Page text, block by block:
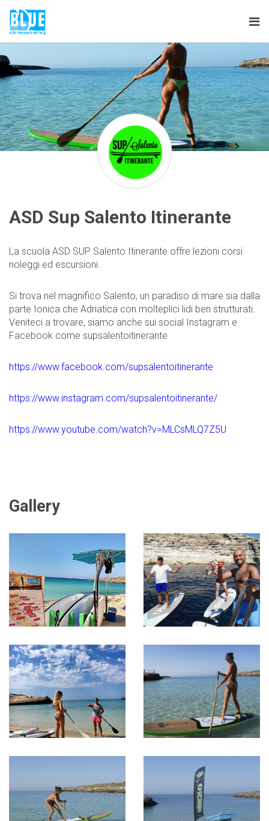
ASD Sup Salento Itinerante
La scuola ASD SUP Salento Itinerante offre lezioni corsi
noleggi ed escursioni.
Si trova nel magnifico Salento, un paradiso di mare sia dalla
parte Ionica che Adriatica con molteplici lidi ben strutturati.
Veniteci a trovare, siamo anche sui social Instagram e
Facebook come supsalentoitinerante
https://www.facebook.com/supsalentoitinerante
https://www.instagram.com/supsalentoitinerante/
https://www.youtube.com/watch?v=MLCsMLQ7Z5U
Gallery